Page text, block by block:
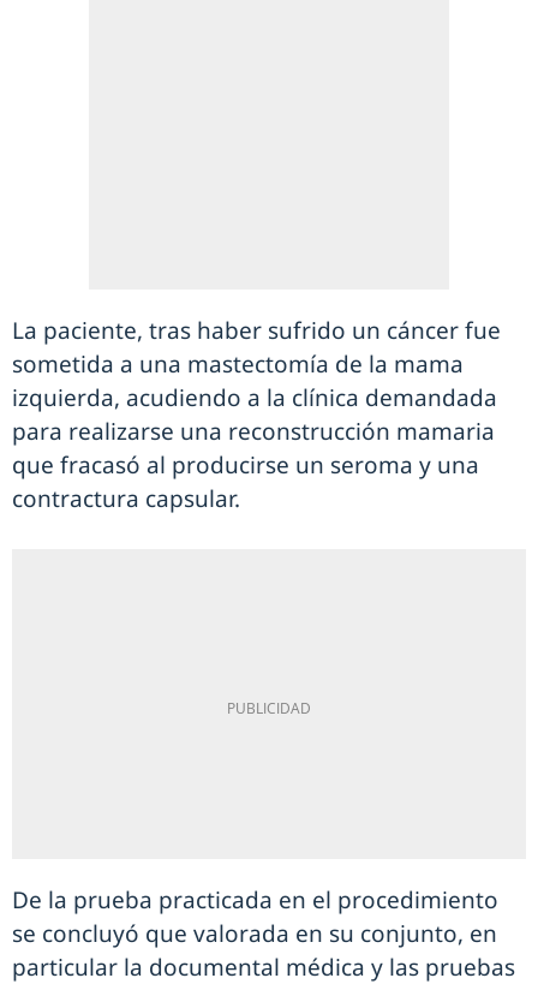
La paciente, tras haber sufrido un cáncer fue
sometida a una mastectomía de la mama
izquierda, acudiendo a la clínica demandada
para realizarse una reconstrucción mamaria
que fracasó al producirse un seroma y una
contractura capsular.
De la prueba practicada en el procedimiento
se concluyó que valorada en su conjunto, en
particular la documental médica y las pruebas